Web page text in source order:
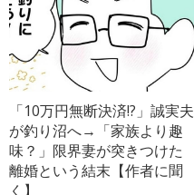
「10万円無断決済!?」誠実夫
が釣り沼へ→「家族より趣
味？」限界妻が突きつけた
離婚という結末【作者に聞
く】